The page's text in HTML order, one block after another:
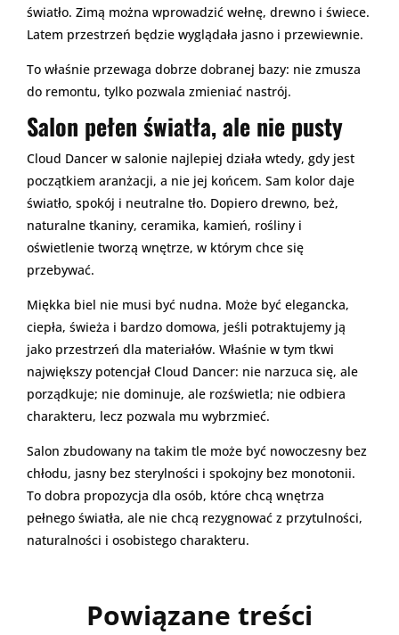
światło. Zimą można wprowadzić wełnę, drewno i świece.
Latem przestrzeń będzie wyglądała jasno i przewiewnie.
To właśnie przewaga dobrze dobranej bazy: nie zmusza
do remontu, tylko pozwala zmieniać nastrój.
Salon pełen światła, ale nie pusty
Cloud Dancer w salonie najlepiej działa wtedy, gdy jest
początkiem aranżacji, a nie jej końcem. Sam kolor daje
światło, spokój i neutralne tło. Dopiero drewno, beż,
naturalne tkaniny, ceramika, kamień, rośliny i
oświetlenie tworzą wnętrze, w którym chce się
przebywać.
Miękka biel nie musi być nudna. Może być elegancka,
ciepła, świeża i bardzo domowa, jeśli potraktujemy ją
jako przestrzeń dla materiałów. Właśnie w tym tkwi
największy potencjał Cloud Dancer: nie narzuca się, ale
porządkuje; nie dominuje, ale rozświetla; nie odbiera
charakteru, lecz pozwala mu wybrzmieć.
Salon zbudowany na takim tle może być nowoczesny bez
chłodu, jasny bez sterylności i spokojny bez monotonii.
To dobra propozycja dla osób, które chcą wnętrza
pełnego światła, ale nie chcą rezygnować z przytulności,
naturalności i osobistego charakteru.
Powiązane treści